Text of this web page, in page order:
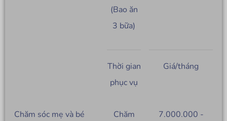
(Bao ăn
3 bữa)
Thời gian
phục vụ
Giá/tháng
Chăm sóc mẹ và bé
Chăm
7.000.000 -